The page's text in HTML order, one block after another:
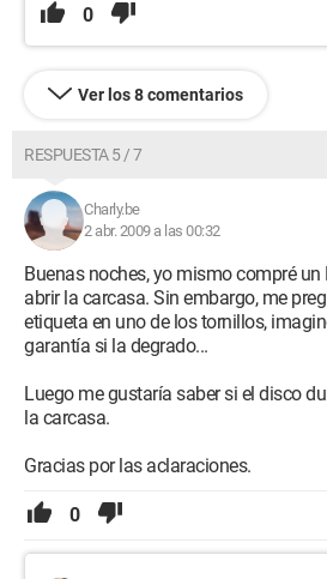
0
Ver los 8 comentarios
RESPUESTA 5 / 7
Charly.be
2 abr. 2009 a las 00:32
Buenas noches, yo mismo compré
abrir la carcasa. Sin embargo, me
etiqueta en uno de los tornillos,
garantía si la degrado...
Luego me gustaría saber si el disco
la carcasa.
Gracias por las aclaraciones.
0